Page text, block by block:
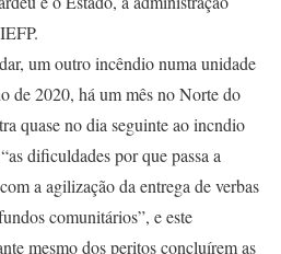
um outro incêndio numa unidade
de 2020, há um mês no Norte do
quase no dia seguinte ao incndio
dificuldades por que passa a
a agilização da entrega de verbas
comunitários”, e este
mesmo dos peritos concluírem as